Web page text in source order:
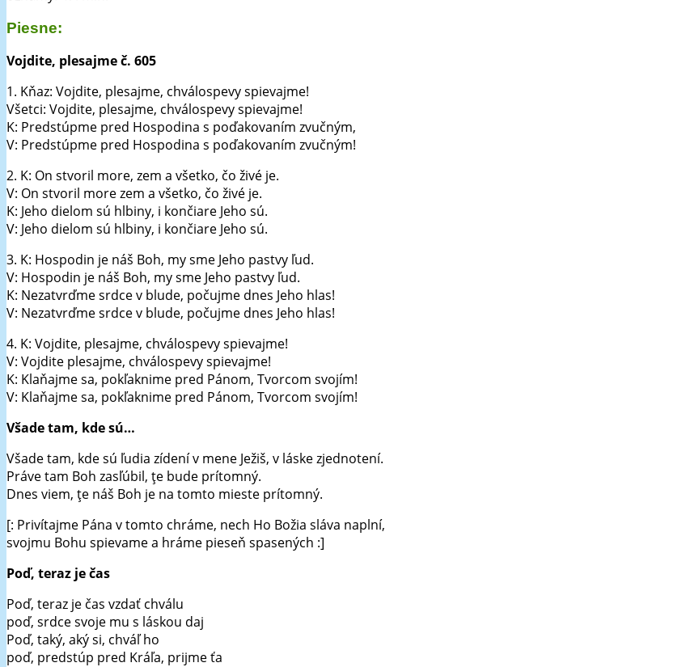
Piesne:
Vojdite, plesajme č. 605
1. Kňaz: Vojdite, plesajme, chválospevy spievajme!
Všetci: Vojdite, plesajme, chválospevy spievajme!
K: Predstúpme pred Hospodina s poďakovaním zvučným,
V: Predstúpme pred Hospodina s poďakovaním zvučným!
2. K: On stvoril more, zem a všetko, čo živé je.
V: On stvoril more zem a všetko, čo živé je.
K: Jeho dielom sú hlbiny, i končiare Jeho sú.
V: Jeho dielom sú hlbiny, i končiare Jeho sú.
3. K: Hospodin je náš Boh, my sme Jeho pastvy ľud.
V: Hospodin je náš Boh, my sme Jeho pastvy ľud.
K: Nezatvrďme srdce v blude, počujme dnes Jeho hlas!
V: Nezatvrďme srdce v blude, počujme dnes Jeho hlas!
4. K: Vojdite, plesajme, chválospevy spievajme!
V: Vojdite plesajme, chválospevy spievajme!
K: Klaňajme sa, pokľaknime pred Pánom, Tvorcom svojím!
V: Klaňajme sa, pokľaknime pred Pánom, Tvorcom svojím!
Všade tam, kde sú…
Všade tam, kde sú ľudia zídení v mene Ježiš, v láske zjednotení.
Práve tam Boh zasľúbil, ţe bude prítomný.
Dnes viem, ţe náš Boh je na tomto mieste prítomný.
[: Privítajme Pána v tomto chráme, nech Ho Božia sláva naplní,
svojmu Bohu spievame a hráme pieseň spasených :]
Poď, teraz je čas
Poď, teraz je čas vzdať chválu
poď, srdce svoje mu s láskou daj
Poď, taký, aký si, chváľ ho
poď, predstúp pred Kráľa, prijme ťa